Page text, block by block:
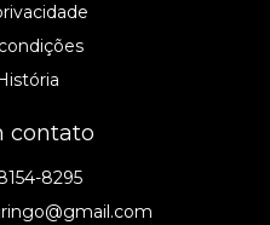
contato
8295